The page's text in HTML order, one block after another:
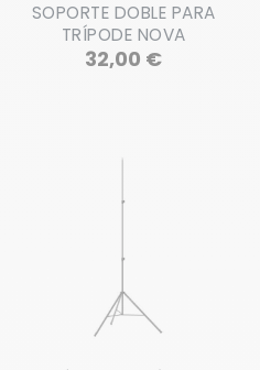
SOPORTE DOBLE PARA
TRÍPODE NOVA
32,00 €Precio